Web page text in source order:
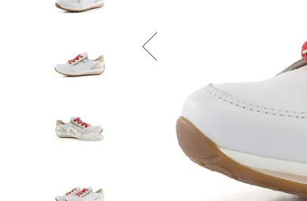
Informace o zpracování osobních údajů.